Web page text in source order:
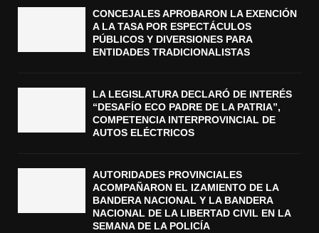
CONCEJALES APROBARON LA EXENCIÓN
A LA TASA POR ESPECTÁCULOS
PÚBLICOS Y DIVERSIONES PARA
ENTIDADES TRADICIONALISTAS
LA LEGISLATURA DECLARÓ DE INTERÉS
“DESAFÍO ECO PADRE DE LA PATRIA”,
COMPETENCIA INTERPROVINCIAL DE
AUTOS ELÉCTRICOS
AUTORIDADES PROVINCIALES
ACOMPAÑARON EL IZAMIENTO DE LA
BANDERA NACIONAL Y LA BANDERA
NACIONAL DE LA LIBERTAD CIVIL EN LA
SEMANA DE LA POLICÍA